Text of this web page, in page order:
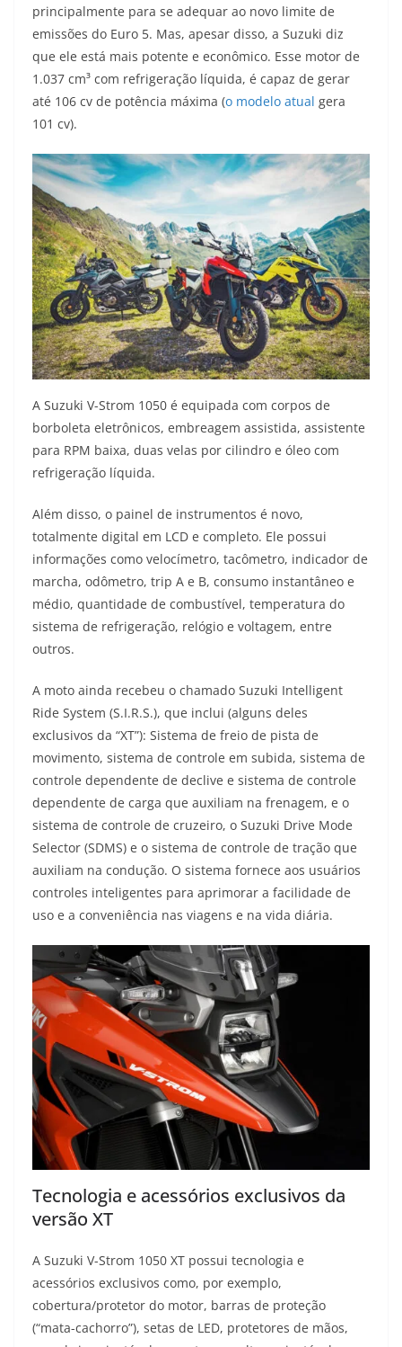
principalmente para se adequar ao novo limite de
emissões do Euro 5. Mas, apesar disso, a Suzuki diz
que ele está mais potente e econômico. Esse motor de
1.037 cm³ com refrigeração líquida, é capaz de gerar
até 106 cv de potência máxima (o modelo atual gera
101 cv).
A Suzuki V-Strom 1050 é equipada com corpos de
borboleta eletrônicos, embreagem assistida, assistente
para RPM baixa, duas velas por cilindro e óleo com
refrigeração líquida.
Além disso, o painel de instrumentos é novo,
totalmente digital em LCD e completo. Ele possui
informações como velocímetro, tacômetro, indicador de
marcha, odômetro, trip A e B, consumo instantâneo e
médio, quantidade de combustível, temperatura do
sistema de refrigeração, relógio e voltagem, entre
outros.
A moto ainda recebeu o chamado Suzuki Intelligent
Ride System (S.I.R.S.), que inclui (alguns deles
exclusivos da “XT”): Sistema de freio de pista de
movimento, sistema de controle em subida, sistema de
controle dependente de declive e sistema de controle
dependente de carga que auxiliam na frenagem, e o
sistema de controle de cruzeiro, o Suzuki Drive Mode
Selector (SDMS) e o sistema de controle de tração que
auxiliam na condução. O sistema fornece aos usuários
controles inteligentes para aprimorar a facilidade de
uso e a conveniência nas viagens e na vida diária.
Tecnologia e acessórios exclusivos da
versão XT
A Suzuki V-Strom 1050 XT possui tecnologia e
acessórios exclusivos como, por exemplo,
cobertura/protetor do motor, barras de proteção
(“mata-cachorro”), setas de LED, protetores de mãos,